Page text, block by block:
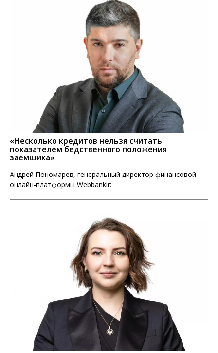
«Несколько кредитов нельзя считать
показателем бедственного положения
заемщика»
Андрей Пономарев, генеральный директор финансовой
онлайн-платформы Webbankir: